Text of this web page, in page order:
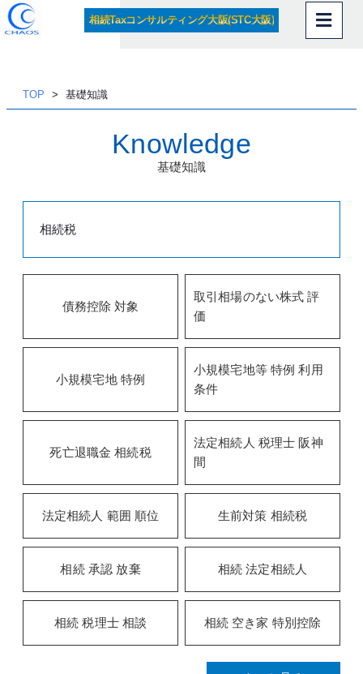
内
相続Taxコンサルティング大阪(STC大阪)
TOP 基礎知識
Knowledge
基礎知識
相続税
債務控除 対象
取引相場のない株式 評
価
小規模宅地 特例
小規模宅地等 特例 利用
条件
死亡退職金 相続税
法定相続人 税理士 阪神
間
法定相続人 範囲 順位 生前対策 相続税
相続 承認 放棄 相続 法定相続人
相続 税理士 相談 相続 空き家 特別控除